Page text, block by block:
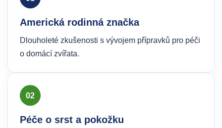
Americká rodinná značka
Dlouholeté zkušenosti s vývojem přípravků pro péči
o domácí zvířata.
02
Péče o srst a pokožku